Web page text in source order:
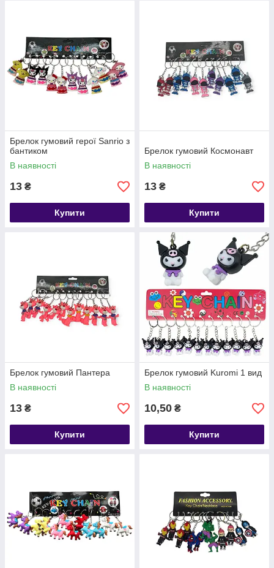
Брелок гумовий герої Sanrio з
бантиком
В наявності
13 ₴
Купити
Брелок гумовий Космонавт
В наявності
13 ₴
Купити
Брелок гумовий Пантера
В наявності
13 ₴
Купити
Брелок гумовий Kuromi 1 вид
В наявності
10,50 ₴
Купити